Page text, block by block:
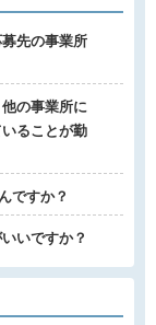
先の事業所
の事業所に
ることが勤
ですか？
いですか？